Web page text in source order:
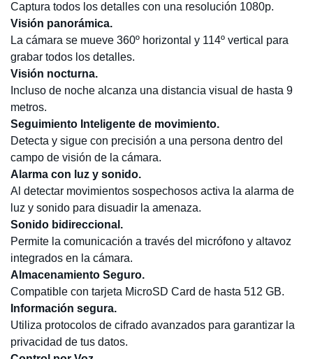
Captura todos los detalles con una resolución 1080p.
Visión panorámica.
La cámara se mueve 360º horizontal y 114º vertical para
grabar todos los detalles.
Visión nocturna.
Incluso de noche alcanza una distancia visual de hasta 9
metros.
Seguimiento Inteligente de movimiento.
Detecta y sigue con precisión a una persona dentro del
campo de visión de la cámara.
Alarma con luz y sonido.
Al detectar movimientos sospechosos activa la alarma de
luz y sonido para disuadir la amenaza.
Sonido bidireccional.
Permite la comunicación a través del micrófono y altavoz
integrados en la cámara.
Almacenamiento Seguro.
Compatible con tarjeta MicroSD Card de hasta 512 GB.
Información segura.
Utiliza protocolos de cifrado avanzados para garantizar la
privacidad de tus datos.